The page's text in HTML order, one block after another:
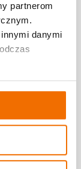
partnerom
danymi
pracy
/
udało
i
dać się
bronić.